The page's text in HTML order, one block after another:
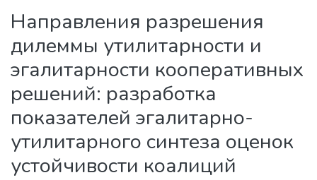
Направления разрешения
дилеммы утилитарности и
эгалитарности кооперативных
решений: разработка
показателей эгалитарно-
утилитарного синтеза оценок
устойчивости коалиций